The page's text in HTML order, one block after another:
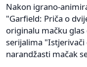
Nakon igrano-
"Garfield: Priča o
originalu mačku
serijalima
narandžasti mačak